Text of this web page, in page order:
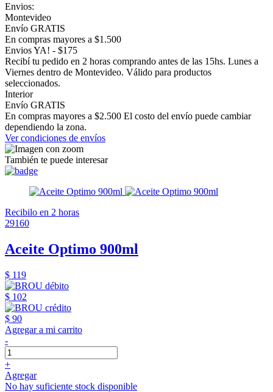
Envios:
Montevideo
Envío GRATIS
En compras mayores a $1.500
Envios YA! - $175
Recibí tu pedido en 2 horas comprando antes de las 15hs. Lunes a
Viernes dentro de Montevideo. Válido para productos
seleccionados.
Interior
Envío GRATIS
En compras mayores a $2.500 El costo del envío puede cambiar
dependiendo la zona.
Ver condiciones de envíos
También te puede interesar
Recibilo en 2 horas
29160
Aceite Optimo 900ml
$ 119
$ 102
$ 90
Agregar a mi carrito
-
+
Agregar
No hay suficiente stock disponible